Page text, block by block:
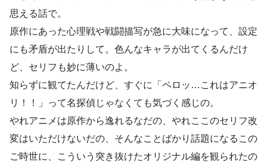
思える話で。
原作にあった心理戦や戦闘描写が急に大味になって、設定
にも矛盾が出たりして。色んなキャラが出てくるんだけ
ど、セリフも妙に薄いのよ。
知らずに観てたんだけど、すぐに「ペロッ…これはアニオ
リ！！」って名探偵じゃなくても気づく感じの。
やれアニメは原作から逸れるなだの、やれここのセリフ改
変はいただけないだの、そんなことばかり話題になるこの
ご時世に、こういう突き抜けたオリジナル編を観られたの